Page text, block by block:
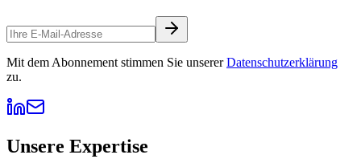
Mit dem Abonnement stimmen Sie unserer Datenschutzerklärung
zu.
Unsere Expertise